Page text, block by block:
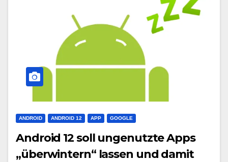
ANDROID ANDROID 12 APP GOOGLE
Android 12 soll ungenutzte Apps
„überwintern“ lassen und damit